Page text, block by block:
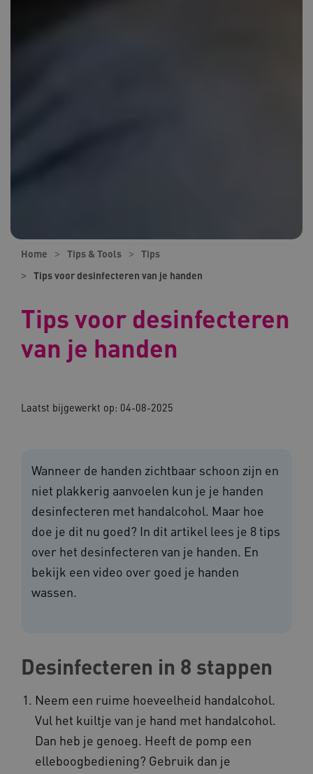
Home Tips & Tools
Tips
Tips voor desinfecteren van je handen
Tips voor desinfecteren
van je handen
Laatst bijgewerkt op: 04-08-2025
Wanneer de handen zichtbaar schoon zijn en
niet plakkerig aanvoelen kun je je handen
desinfecteren met handalcohol. Maar hoe
doe je dit nu goed? In dit artikel lees je 8 tips
over het desinfecteren van je handen. En
bekijk een video over goed je handen
wassen.
Desinfecteren in 8 stappen
Neem een ruime hoeveelheid handalcohol.
Vul het kuiltje van je hand met handalcohol.
Dan heb je genoeg. Heeft de pomp een
elleboogbediening? Gebruik dan je